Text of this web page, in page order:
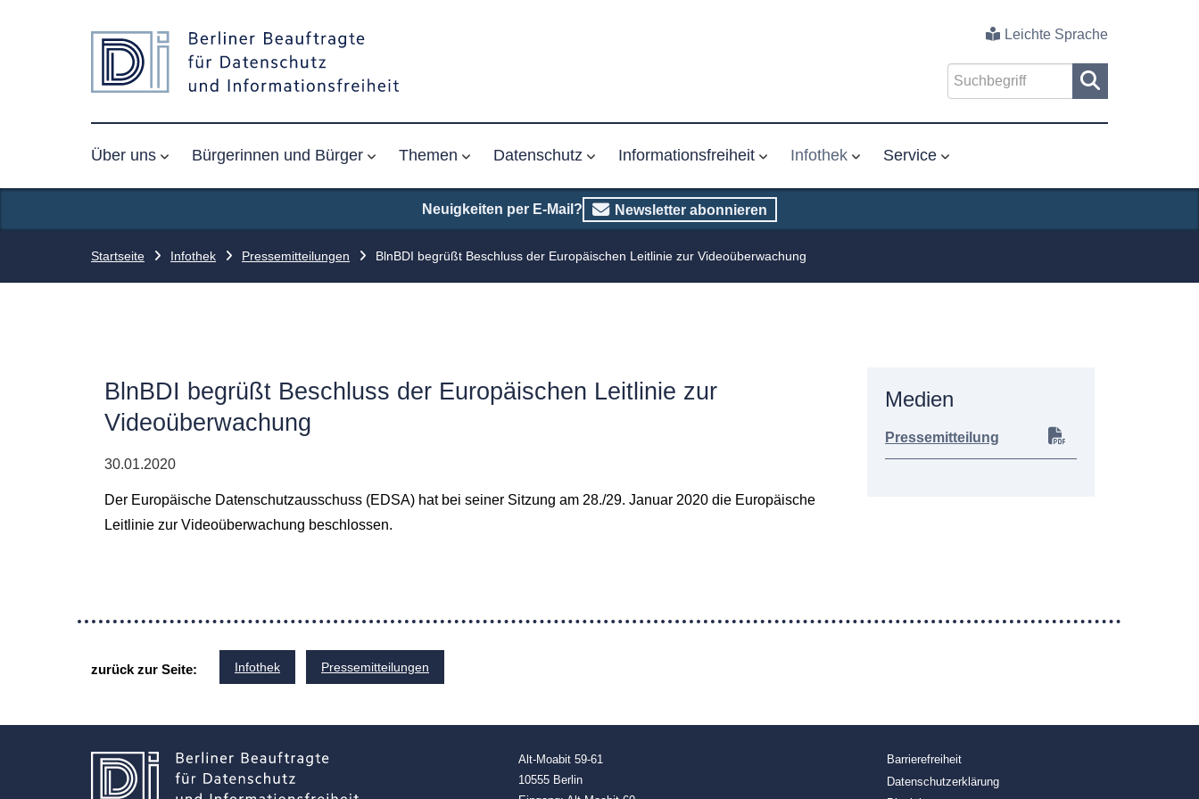
Leichte Sprache
Über uns Bürgerinnen und Bürger Themen Datenschutz Informationsfreiheit Infothek Service
Neuigkeiten per E-Mail? Newsletter abonnieren
Startseite Infothek Pressemitteilungen BlnBDI begrüßt Beschluss der Europäischen Leitlinie zur Videoüberwachung
BlnBDI begrüßt Beschluss der Europäischen Leitlinie zur
Videoüberwachung
30.01.2020
Der Europäische Datenschutzausschuss (EDSA) hat bei seiner Sitzung am 28./29. Januar 2020 die Europäische
Leitlinie zur Videoüberwachung beschlossen.
Medien
Pressemitteilung
zurück zur Seite: Infothek Pressemitteilungen
Alt-Moabit 59-61
10555 Berlin
Barrierefreiheit
Datenschutzerklärung